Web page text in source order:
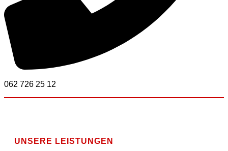
062 726 25 12
UNSERE LEISTUNGEN